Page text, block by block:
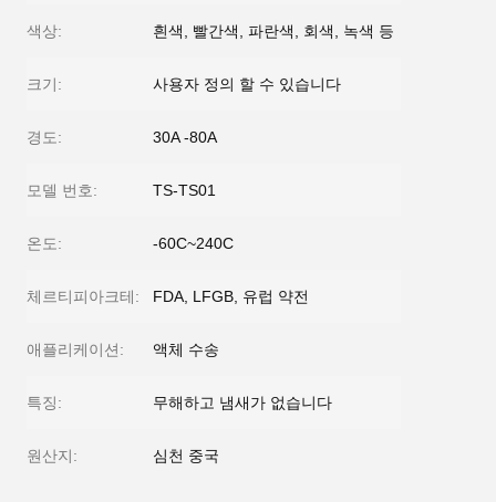
색상: 흰색, 빨간색, 파란색, 회색, 녹색 등
크기: 사용자 정의 할 수 있습니다
경도: 30A -80A
모델 번호: TS-TS01
온도: -60C~240C
체르티피아크테: FDA, LFGB, 유럽 약전
애플리케이션: 액체 수송
특징: 무해하고 냄새가 없습니다
원산지: 심천 중국